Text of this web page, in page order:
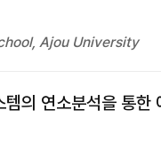
Ajou University
의 연소분석을 통한